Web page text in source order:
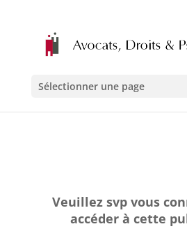
Sélectionner une page
Veuillez svp vous
accéder à cette